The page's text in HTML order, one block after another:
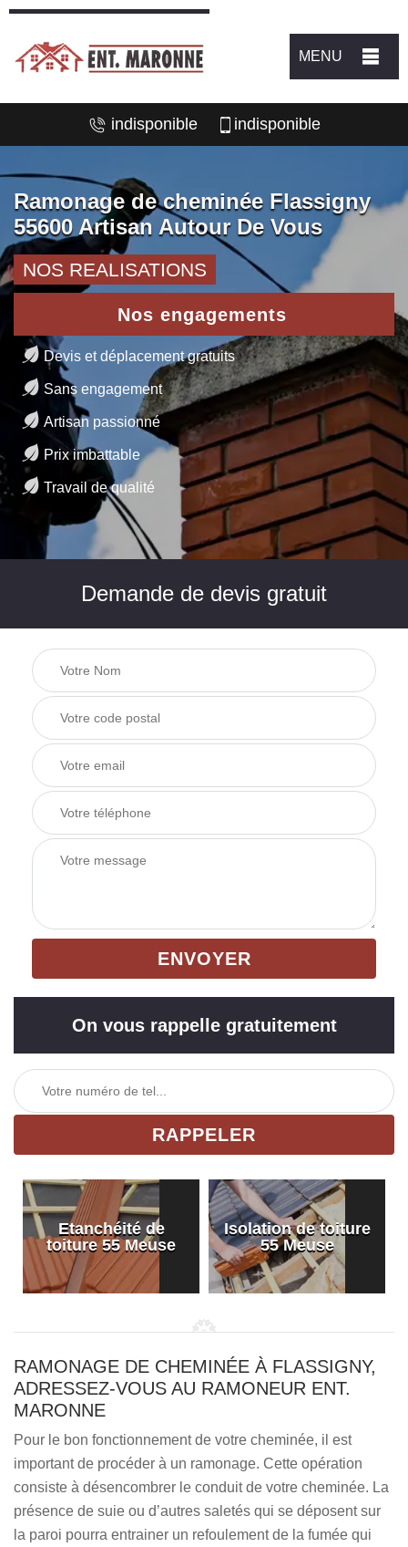
MENU
indisponible indisponible
Ramonage de cheminée Flassigny
55600 Artisan Autour De Vous
NOS REALISATIONS
Nos engagements
Devis et déplacement gratuits
Sans engagement
Artisan passionné
Prix imbattable
Travail de qualité
Demande de devis gratuit
On vous rappelle gratuitement
Etanchéité de
toiture 55 Meuse
Isolation de toiture
55 Meuse
RAMONAGE DE CHEMINÉE À FLASSIGNY,
ADRESSEZ-VOUS AU RAMONEUR ENT.
MARONNE
Pour le bon fonctionnement de votre cheminée, il est
important de procéder à un ramonage. Cette opération
consiste à désencombrer le conduit de votre cheminée. La
présence de suie ou d’autres saletés qui se déposent sur
la paroi pourra entrainer un refoulement de la fumée qui